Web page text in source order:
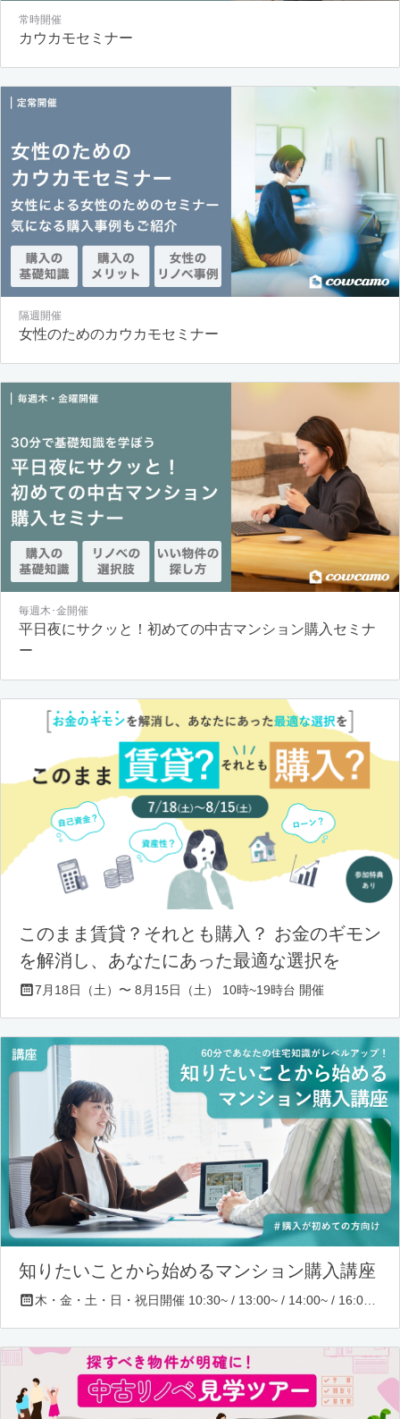
常時開催
カウカモセミナー
隔週開催
女性のためのカウカモセミナー
毎週木･金開催
平日夜にサクッと！初めての中古マンション購入セミナ
ー
このまま賃貸？それとも購入？ お金のギモン
を解消し、あなたにあった最適な選択を
7月18日（土）〜 8月15日（土） 10時~19時台 開催
知りたいことから始めるマンション購入講座